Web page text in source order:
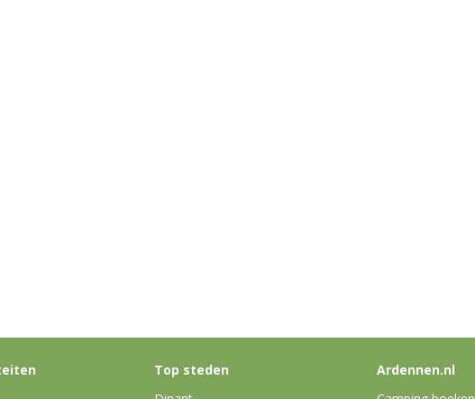
Top steden
Ardennen.nl